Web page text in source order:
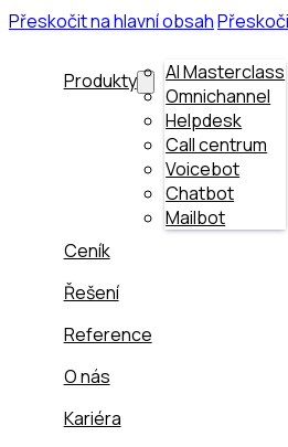
Přeskočit na hlavní obsah
Produkty
AI Masterclass
Omnichannel
Helpdesk
Call centrum
Voicebot
Chatbot
Mailbot
Ceník
Řešení
Reference
O nás
Kariéra